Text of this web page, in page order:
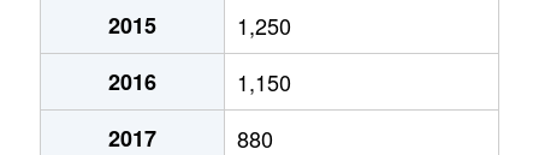
2015
1,250
2016
1,150
2017
880